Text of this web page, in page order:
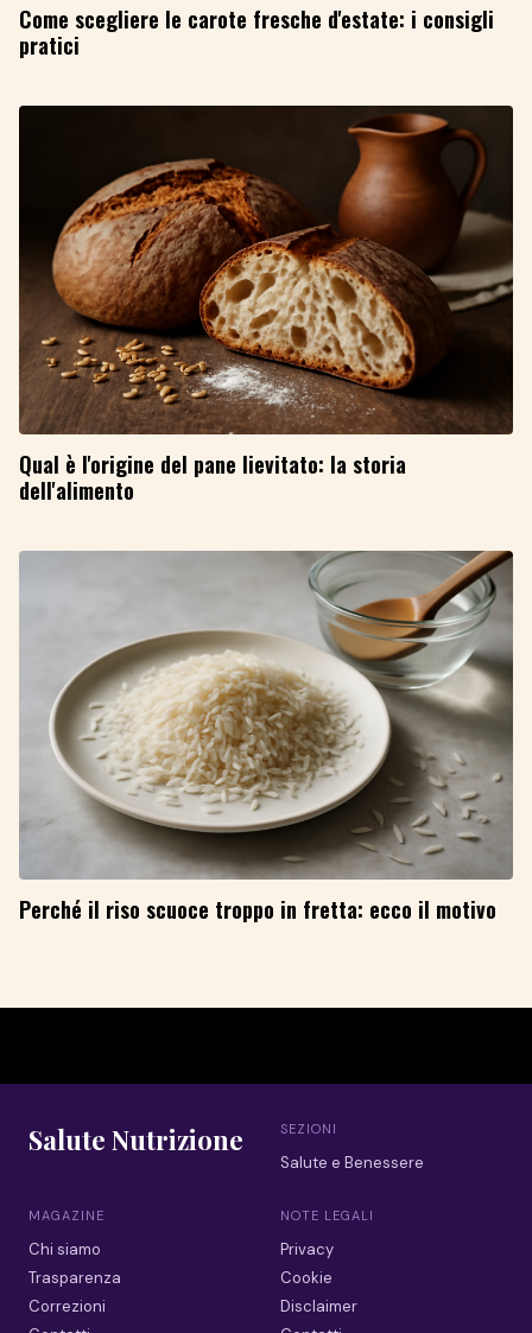
Come scegliere le carote fresche d'estate: i consigli
pratici
Qual è l'origine del pane lievitato: la storia
dell'alimento
Perché il riso scuoce troppo in fretta: ecco il motivo
Salute Nutrizione SEZIONI
Salute e Benessere
MAGAZINE
Chi siamo
Trasparenza
Correzioni
NOTE LEGALI
Privacy
Cookie
Disclaimer